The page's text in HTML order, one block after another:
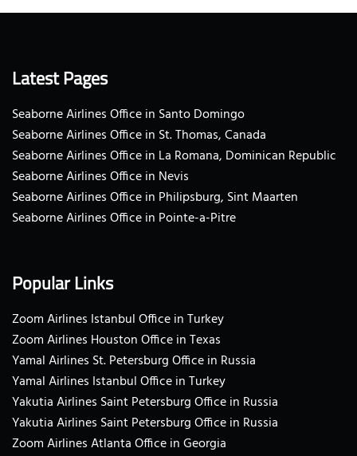
Latest Pages
Seaborne Airlines Office in Santo Domingo
Seaborne Airlines Office in St. Thomas, Canada
Seaborne Airlines Office in La Romana, Dominican Republic
Seaborne Airlines Office in Nevis
Seaborne Airlines Office in Philipsburg, Sint Maarten
Seaborne Airlines Office in Pointe-a-Pitre
Popular Links
Zoom Airlines Istanbul Office in Turkey
Zoom Airlines Houston Office in Texas
Yamal Airlines St. Petersburg Office in Russia
Yamal Airlines Istanbul Office in Turkey
Yakutia Airlines Saint Petersburg Office in Russia
Yakutia Airlines Saint Petersburg Office in Russia
Zoom Airlines Atlanta Office in Georgia